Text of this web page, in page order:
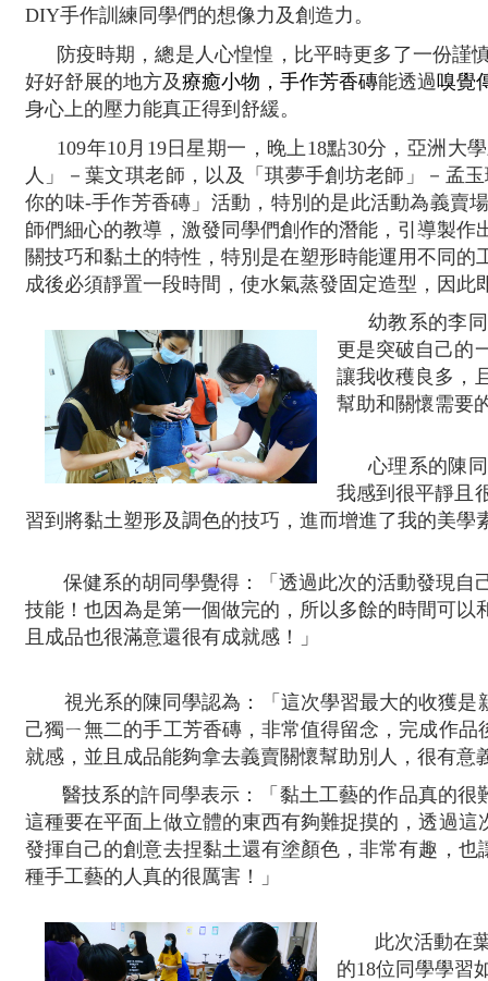
DIY手作訓練同學們的想像力及創造力。
防疫時期，總是人心惶惶，比平時更多了一份謹
好好舒展的地方及療癒小物，手作芳香磚能透過嗅覺
身心上的壓力能真正得到舒緩。
109年10月19日星期一，晚上18點30分，亞洲大
人」－葉文琪老師，以及「琪夢手創坊老師」－孟
你的味-手作芳香磚」活動，特別的是此活動為義賣
師們細心的教導，激發同學們創作的潛能，引導製
關技巧和黏土的特性，特別是在塑形時能運用不同
成後必須靜置一段時間，使水氣蒸發固定造型，因
幼教系的李
更是突破自己的
讓我收穫良多，
幫助和關懷需要
心理系的陳
我感到很平靜且
習到將黏土塑形及調色的技巧，進而增進了我的美學
保健系的胡同學覺得：「透過此次的活動發現
技能！也因為是第一個做完的，所以多餘的時間可
且成品也很滿意還很有成就感！」
視光系的陳同學認為：「這次學習最大的收獲是
己獨ㄧ無二的手工芳香磚，非常值得留念，完成作品
就感，並且成品能夠拿去義賣關懷幫助別人，很有意
醫技系的許同學表示：「黏土工藝的作品真的很
這種要在平面上做立體的東西有夠難捉摸的，透過這
發揮自己的創意去捏黏土還有塗顏色，非常有趣，也
種手工藝的人真的很厲害！」
此次活動在
的18位同學學習